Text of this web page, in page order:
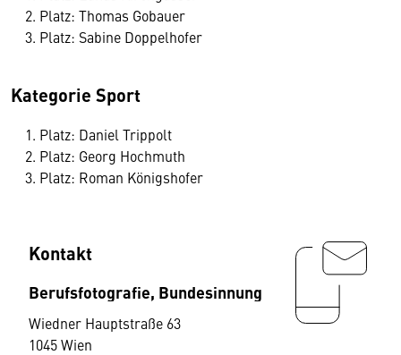
Platz: Thomas Gobauer
Platz: Sabine Doppelhofer
Kategorie Sport
Platz: Daniel Trippolt
Platz: Georg Hochmuth
Platz: Roman Königshofer
Kontakt
Berufsfotografie, Bundesinnung
Wiedner Hauptstraße 63
1045 Wien